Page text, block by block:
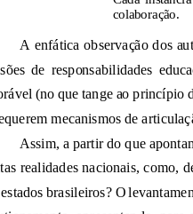
colaboração.